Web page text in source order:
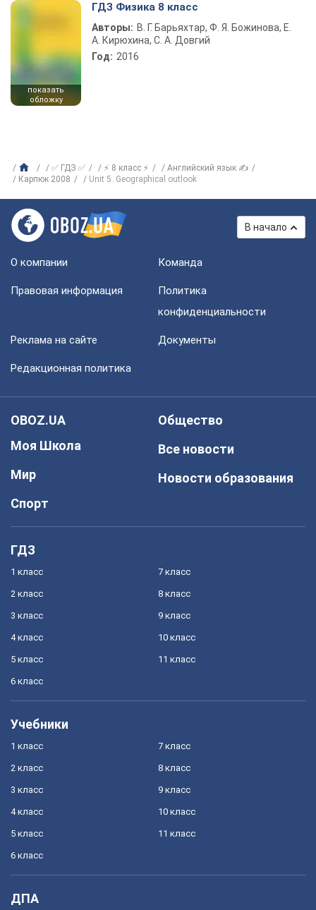
показать
обложку
ГДЗ Физика 8 класс
Авторы: В. Г. Барьяхтар, Ф. Я. Божинова, Е.
А. Кирюхина, С. А. Довгий
Год: 2016
✅ ГДЗ ✅ ⚡ 8 класс ⚡
Английский язык ✍
Карпюк 2008
Unit 5. Geographical outlook
В начало
О компании Команда
Правовая информация
Политика
конфиденциальности
Реклама на сайте Документы
Редакционная политика
OBOZ.UA
Моя Школа
Мир
Спорт
Общество
Все новости
Новости образования
ГДЗ
1 класс
2 класс
3 класс
4 класс
5 класс
6 класс
7 класс
8 класс
9 класс
10 класс
11 класс
Учебники
1 класс
2 класс
3 класс
4 класс
5 класс
6 класс
7 класс
8 класс
9 класс
10 класс
11 класс
ДПА